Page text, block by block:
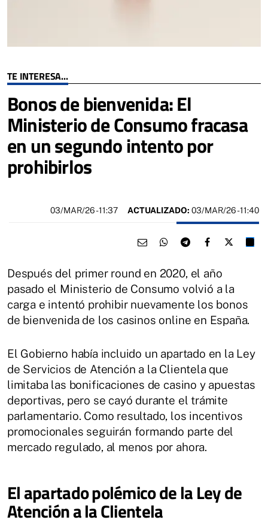
TE INTERESA...
Bonos de bienvenida: El
Ministerio de Consumo fracasa
en un segundo intento por
prohibirlos
03/MAR/26- 11:37 ACTUALIZADO: 03/MAR/26 - 11:40
Después del primer round en 2020, el año
pasado el Ministerio de Consumo volvió a la
carga e intentó prohibir nuevamente los bonos
de bienvenida de los casinos online en España.
El Gobierno había incluido un apartado en la Ley
de Servicios de Atención a la Clientela que
limitaba las bonificaciones de casino y apuestas
deportivas, pero se cayó durante el trámite
parlamentario. Como resultado, los incentivos
promocionales seguirán formando parte del
mercado regulado, al menos por ahora.
El apartado polémico de la Ley de
Atención a la Clientela